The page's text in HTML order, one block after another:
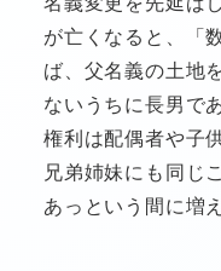
が亡くなると、「
ば、父名義の土地
ないうちに長男で
権利は配偶者や子
兄弟姉妹にも同じ
あっという間に増